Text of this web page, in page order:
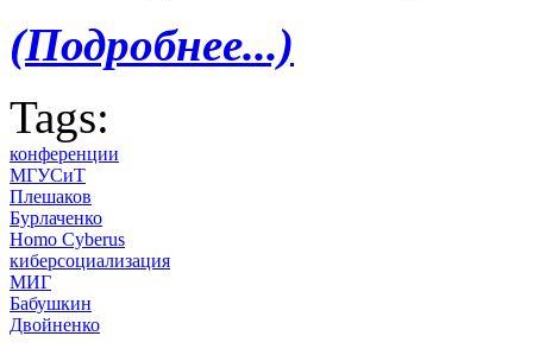
(Подробнее...)
Tags:
конференции
МГУСиТ
Плешаков
Бурлаченко
Homo Cyberus
киберсоциализация
МИГ
Бабушкин
Двойненко